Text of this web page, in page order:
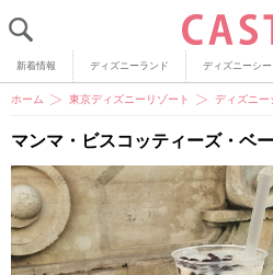
新着情報 ディズニーランド ディズニーシー
ホーム 東京ディズニーリゾート ディズニー
マンマ・ビスコッティーズ・ベ